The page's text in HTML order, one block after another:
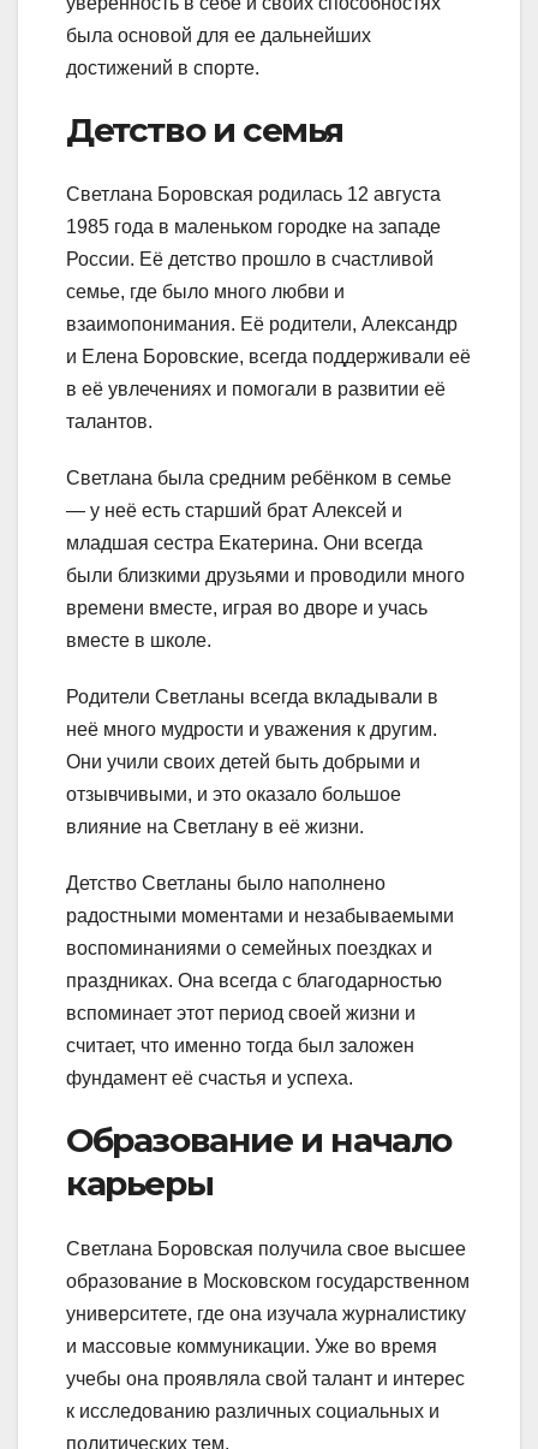
была основой для ее дальнейших
достижений в спорте.
Детство и семья
Светлана Боровская родилась 12 августа
1985 года в маленьком городке на западе
России. Её детство прошло в счастливой
семье, где было много любви и
взаимопонимания. Её родители, Александр
и Елена Боровские, всегда поддерживали её
в её увлечениях и помогали в развитии её
талантов.
Светлана была средним ребёнком в семье
— у неё есть старший брат Алексей и
младшая сестра Екатерина. Они всегда
были близкими друзьями и проводили много
времени вместе, играя во дворе и учась
вместе в школе.
Родители Светланы всегда вкладывали в
неё много мудрости и уважения к другим.
Они учили своих детей быть добрыми и
отзывчивыми, и это оказало большое
влияние на Светлану в её жизни.
Детство Светланы было наполнено
радостными моментами и незабываемыми
воспоминаниями о семейных поездках и
праздниках. Она всегда с благодарностью
вспоминает этот период своей жизни и
считает, что именно тогда был заложен
фундамент её счастья и успеха.
Образование и начало
карьеры
Светлана Боровская получила свое высшее
образование в Московском государственном
университете, где она изучала журналистику
и массовые коммуникации. Уже во время
учебы она проявляла свой талант и интерес
к исследованию различных социальных и
политических тем.